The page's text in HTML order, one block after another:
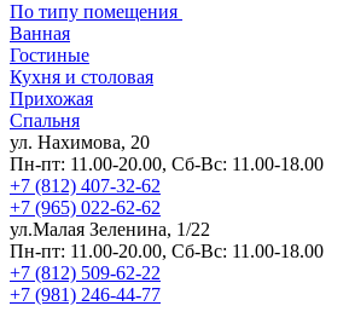
По типу помещения
Ванная
Гостиные
Кухня и столовая
Прихожая
Спальня
ул. Нахимова, 20
Пн-пт: 11.00-20.00, Сб-Вс: 11.00-18.00
+7 (812) 407-32-62
+7 (965) 022-62-62
ул.Малая Зеленина, 1/22
Пн-пт: 11.00-20.00, Сб-Вс: 11.00-18.00
+7 (812) 509-62-22
+7 (981) 246-44-77